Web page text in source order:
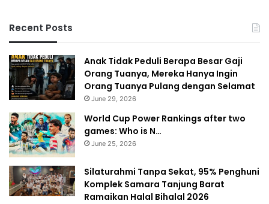
Recent Posts
Anak Tidak Peduli Berapa Besar Gaji
Orang Tuanya, Mereka Hanya Ingin
Orang Tuanya Pulang dengan Selamat
June 29, 2026
World Cup Power Rankings after two
games: Who is N…
June 25, 2026
Silaturahmi Tanpa Sekat, 95% Penghuni
Komplek Samara Tanjung Barat
Ramaikan Halal Bihalal 2026